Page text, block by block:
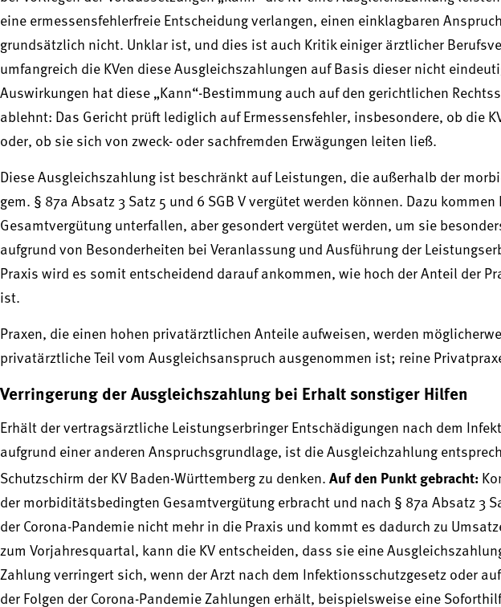
eine ermessensfehlerfreie Entscheidung verlangen, einen einklagbaren
grundsätzlich nicht. Unklar ist, und dies ist auch Kritik einiger ärztlicher
umfangreich die KVen diese Ausgleichszahlungen auf Basis dieser nicht
Auswirkungen hat diese „Kann“-Bestimmung auch auf den gerichtlichen
ablehnt: Das Gericht prüft lediglich auf Ermessensfehler, insbesondere, ob die
oder, ob sie sich von zweck- oder sachfremden Erwägungen leiten ließ.
Diese Ausgleichszahlung ist beschränkt auf Leistungen, die außerhalb der
gem. § 87a Absatz 3 Satz 5 und 6 SGB V vergütet werden können. Dazu
Gesamtvergütung unterfallen, aber gesondert vergütet werden, um sie
aufgrund von Besonderheiten bei Veranlassung und Ausführung der
Praxis wird es somit entscheidend darauf ankommen, wie hoch der Anteil der
ist.
Praxen, die einen hohen privatärztlichen Anteile aufweisen, werden
privatärztliche Teil vom Ausgleichsanspruch ausgenommen ist; reine
Verringerung der Ausgleichszahlung bei Erhalt sonstiger Hilfen
Erhält der vertragsärztliche Leistungserbringer Entschädigungen nach dem
aufgrund einer anderen Anspruchsgrundlage, ist die Ausgleichzahlung
Schutzschirm der KV Baden-Württemberg zu denken. Auf den Punkt gebracht:
der morbiditätsbedingten Gesamtvergütung erbracht und nach § 87a Absatz 3
der Corona-Pandemie nicht mehr in die Praxis und kommt es dadurch zu
zum Vorjahresquartal, kann die KV entscheiden, dass sie eine
Zahlung verringert sich, wenn der Arzt nach dem Infektionsschutzgesetz oder
der Folgen der Corona-Pandemie Zahlungen erhält, beispielsweise eine